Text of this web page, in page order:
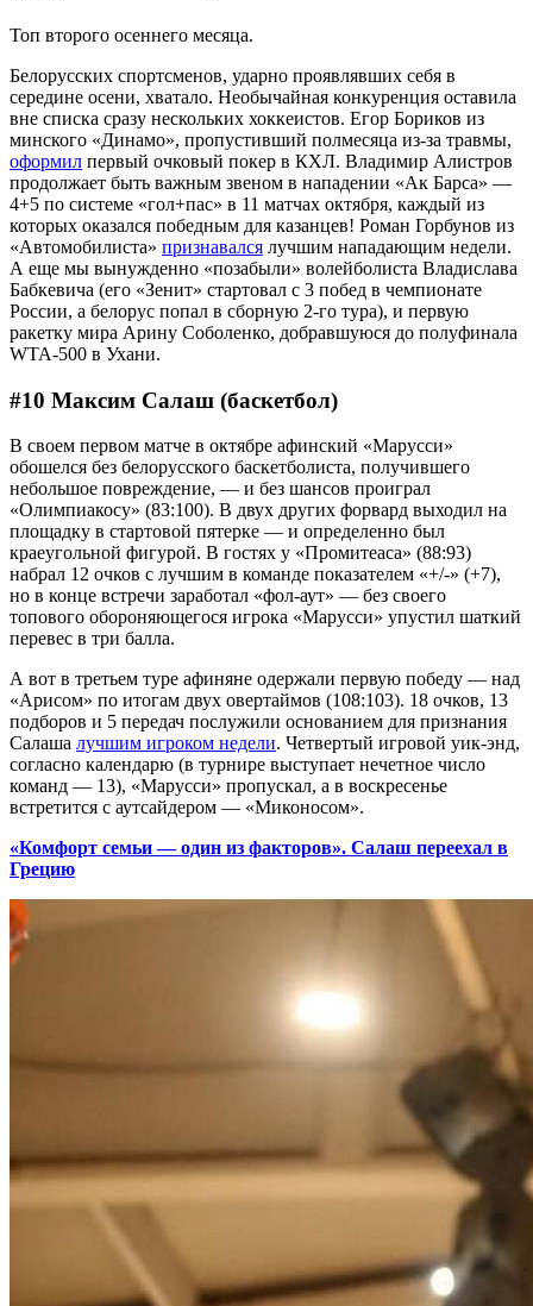
Топ второго осеннего месяца.
Белорусских спортсменов, ударно проявлявших себя в
середине осени, хватало. Необычайная конкуренция оставила
вне списка сразу нескольких хоккеистов. Егор Бориков из
минского «Динамо», пропустивший полмесяца из-за травмы,
оформил первый очковый покер в КХЛ. Владимир Алистров
продолжает быть важным звеном в нападении «Ак Барса» —
4+5 по системе «гол+пас» в 11 матчах октября, каждый из
которых оказался победным для казанцев! Роман Горбунов из
«Автомобилиста» признавался лучшим нападающим недели.
А еще мы вынужденно «позабыли» волейболиста Владислава
Бабкевича (его «Зенит» стартовал с 3 побед в чемпионате
России, а белорус попал в сборную 2-го тура), и первую
ракетку мира Арину Соболенко, добравшуюся до полуфинала
WTA-500 в Ухани.
#10 Максим Салаш (баскетбол)
В своем первом матче в октябре афинский «Марусси»
обошелся без белорусского баскетболиста, получившего
небольшое повреждение, — и без шансов проиграл
«Олимпиакосу» (83:100). В двух других форвард выходил на
площадку в стартовой пятерке — и определенно был
краеугольной фигурой. В гостях у «Промитеаса» (88:93)
набрал 12 очков с лучшим в команде показателем «+/-» (+7),
но в конце встречи заработал «фол-аут» — без своего
топового обороняющегося игрока «Марусси» упустил шаткий
перевес в три балла.
А вот в третьем туре афиняне одержали первую победу — над
«Арисом» по итогам двух овертаймов (108:103). 18 очков, 13
подборов и 5 передач послужили основанием для признания
Салаша лучшим игроком недели. Четвертый игровой уик-энд,
согласно календарю (в турнире выступает нечетное число
команд — 13), «Марусси» пропускал, а в воскресенье
встретится с аутсайдером — «Миконосом».
«Комфорт семьи — один из факторов». Салаш переехал в
Грецию